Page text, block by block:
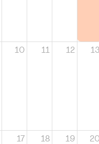
10 11 12 13
17 18 19